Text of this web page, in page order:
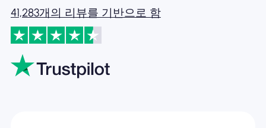
41,283개의 리뷰를 기반으로 함